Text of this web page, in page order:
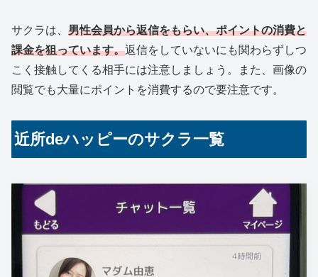
サクラは、 男性会員から返信をもらい、ポイントの消費と
課金を狙っています。返信をしていないにも関わらずしつ
こく接触してくる相手には注意しましょう。また、画像の
閲覧でも大量にポイントを消費するので要注意です。
近所deハッピーのサクラ一覧